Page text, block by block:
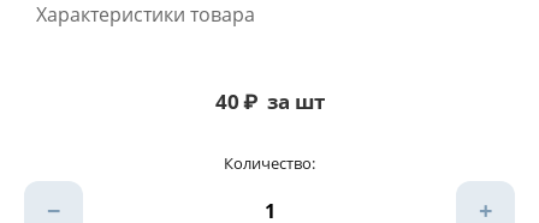
Характеристики товара
40₽ за шт
Количество:
+
−